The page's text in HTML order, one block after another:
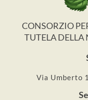
CONSORZIO
TUTELA
Via Umberto